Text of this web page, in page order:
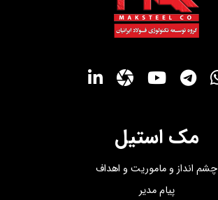
مک استیل
چشم انداز و ماموریت و اهداف
پیام مدیر